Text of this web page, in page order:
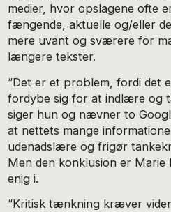
medier, hvor opslagene ofte
fængende, aktuelle og/eller
mere uvant og sværere for
længere tekster.
“Det er et problem, fordi det
fordybe sig for at indlære og
siger hun og nævner to
at nettets mange
udenadslære og frigør
Men den konklusion er Marie
enig i.
“Kritisk tænkning kræver